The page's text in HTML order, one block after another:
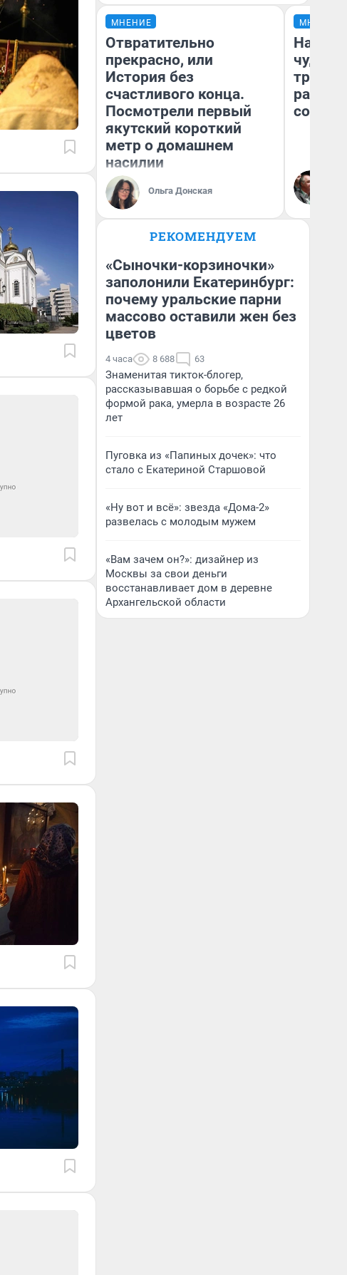
МНЕНИЕ
Отвратительно
прекрасно, или
История без
счастливого конца.
Посмотрели первый
якутский короткий
метр о домашнем
насилии
Ольга Донская
МНЕНИЕ
чудом
РЕКОМЕНДУЕМ
«Сыночки-корзиночки»
заполонили Екатеринбург:
почему уральские парни
массово оставили жен без
цветов
4 часа 8 688 63
Знаменитая тикток-блогер,
рассказывавшая о борьбе с редкой
формой рака, умерла в возрасте 26
лет
Пуговка из «Папиных дочек»: что
стало с Екатериной Старшовой
«Ну вот и всё»: звезда «Дома-2»
развелась с молодым мужем
«Вам зачем он?»: дизайнер из
Москвы за свои деньги
восстанавливает дом в деревне
Архангельской области